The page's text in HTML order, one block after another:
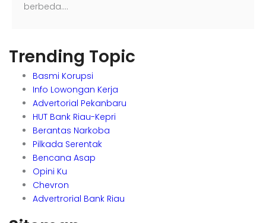
berbeda.…
Trending Topic
Basmi Korupsi
Info Lowongan Kerja
Advertorial Pekanbaru
HUT Bank Riau-Kepri
Berantas Narkoba
Pilkada Serentak
Bencana Asap
Opini Ku
Chevron
Advertrorial Bank Riau